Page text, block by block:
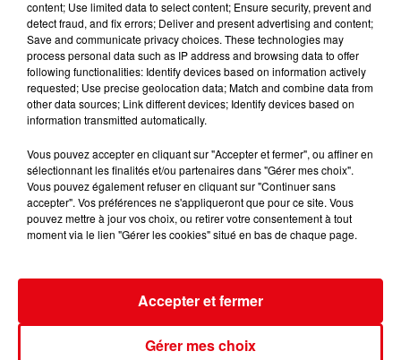
content; Use limited data to select content; Ensure security, prevent and
detect fraud, and fix errors; Deliver and present advertising and content;
Save and communicate privacy choices. These technologies may
process personal data such as IP address and browsing data to offer
following functionalities: Identify devices based on information actively
requested; Use precise geolocation data; Match and combine data from
other data sources; Link different devices; Identify devices based on
information transmitted automatically.
Vous pouvez accepter en cliquant sur "Accepter et fermer", ou affiner en
sélectionnant les finalités et/ou partenaires dans "Gérer mes choix".
Vous pouvez également refuser en cliquant sur "Continuer sans
accepter". Vos préférences ne s'appliqueront que pour ce site. Vous
pouvez mettre à jour vos choix, ou retirer votre consentement à tout
moment via le lien "Gérer les cookies" situé en bas de chaque page.
Gérer mes choix
Accepter et fermer